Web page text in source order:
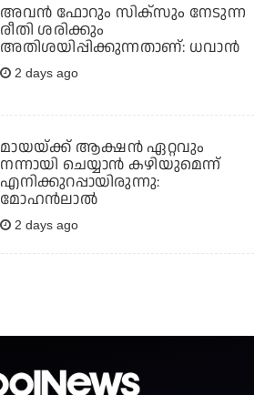
അവന്‍ ഫോറും സിക്സും നേടുന്ന
രീതി ശരിക്കും
അതിശയിപ്പിക്കുന്നതാണ്: ധവാന്‍
2 days ago
മായയ്ക്ക് ആക്ഷന്‍ ഏറ്റവും
നന്നായി ചെയ്യാന്‍ കഴിയുമെന്ന്
എനിക്കുറപ്പായിരുന്നു:
മോഹന്‍ലാല്‍
2 days ago